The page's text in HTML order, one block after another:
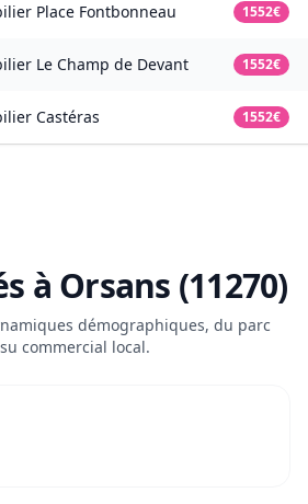
Place Fontbonneau 1552€
Le Champ de Devant 1552€
Castéras 1552€
à Orsans (11270)
démographiques, du parc
commercial local.